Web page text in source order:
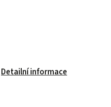
Detailní informace